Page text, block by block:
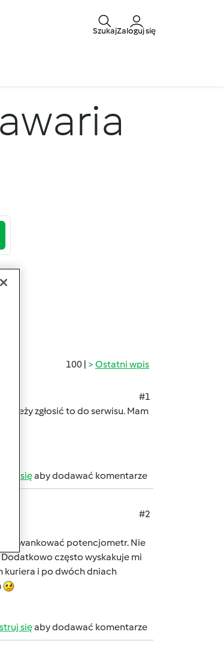
SzukajZaloguj się
100 | Ostatni wpis
#1
zgłosić to do serwisu. Mam
sięaby dodawać komentarze
#2
szwankować potencjometr. Nie
często wyskakuje mi
kuriera i po dwóch dniach
sięaby dodawać komentarze